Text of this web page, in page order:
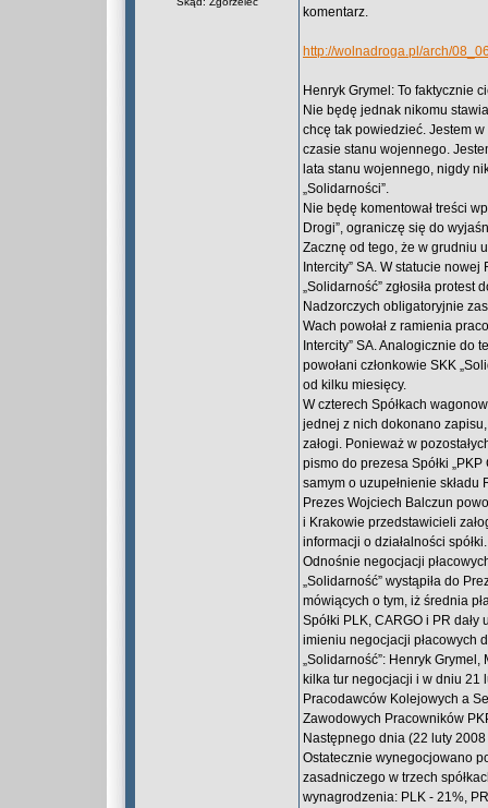
komentarz.
http://wolnadroga.pl/arch/
Henryk Grymel: To faktycznie
Nie będę jednak nikomu
chcę tak powiedzieć. Jestem w
czasie stanu wojennego.
lata stanu wojennego, nigdy
„Solidarności”.
Nie będę komentował treści
Drogi”, ograniczę się do
Zacznę od tego, że w grudniu
Intercity” SA. W statucie
„Solidarność” zgłosiła
Nadzorczych obligatoryjnie
Wach powołał z ramienia
Intercity” SA. Analogicznie do
powołani członkowie SKK
od kilku miesięcy.
W czterech Spółkach
jednej z nich dokonano
załogi. Ponieważ w
pismo do prezesa Spółki
samym o uzupełnienie
Prezes Wojciech Balczun
i Krakowie przedstawicieli
informacji o działalności spółki.
Odnośnie negocjacji
„Solidarność” wystąpiła do
mówiących o tym, iż średnia
Spółki PLK, CARGO i PR
imieniu negocjacji płacowych
„Solidarność”: Henryk Grymel,
kilka tur negocjacji i w dniu 21
Pracodawców Kolejowych a
Zawodowych Pracowników
Następnego dnia (22 luty
Ostatecznie wynegocjowano
zasadniczego w trzech
wynagrodzenia: PLK - 21%,